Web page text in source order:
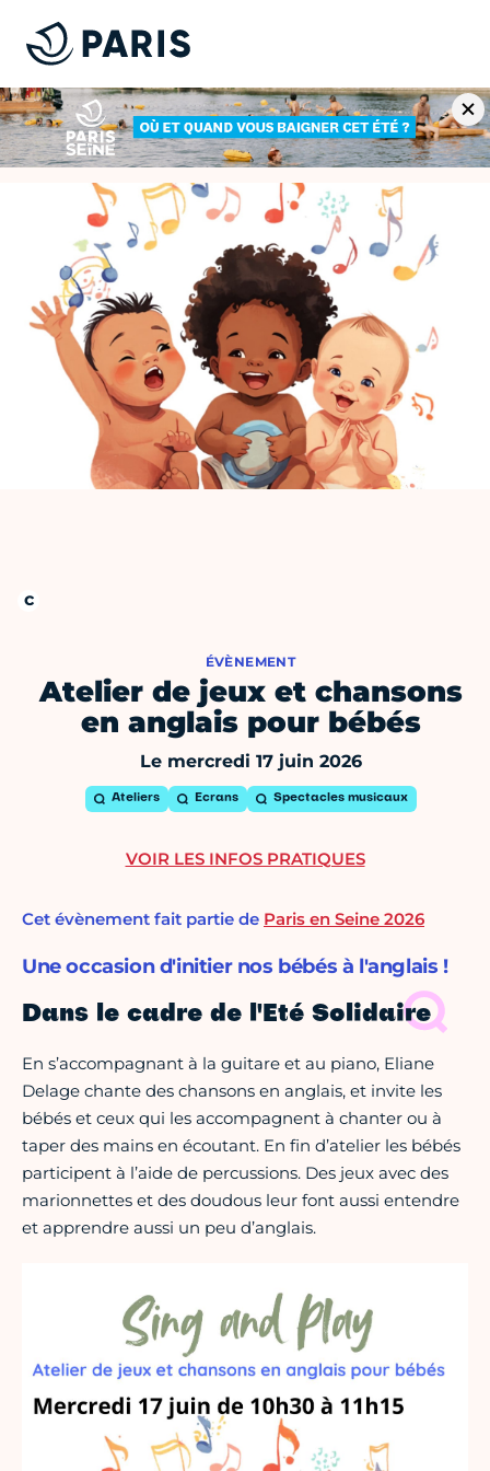
ÉVÈNEMENT
Atelier de jeux et chansons
en anglais pour bébés
Le mercredi 17 juin 2026
Ateliers Ecrans Spectacles musicaux
Cet évènement fait partie de Paris en Seine 2026
Une occasion d'initier nos bébés à l'anglais !
Dans le cadre de l'Eté Solidaire
En s’accompagnant à la guitare et au piano, Eliane
Delage chante des chansons en anglais, et invite les
bébés et ceux qui les accompagnent à chanter ou à
taper des mains en écoutant. En fin d’atelier les bébés
participent à l’aide de percussions. Des jeux avec des
marionnettes et des doudous leur font aussi entendre
et apprendre aussi un peu d’anglais.
VOIR LES INFOS PRATIQUES